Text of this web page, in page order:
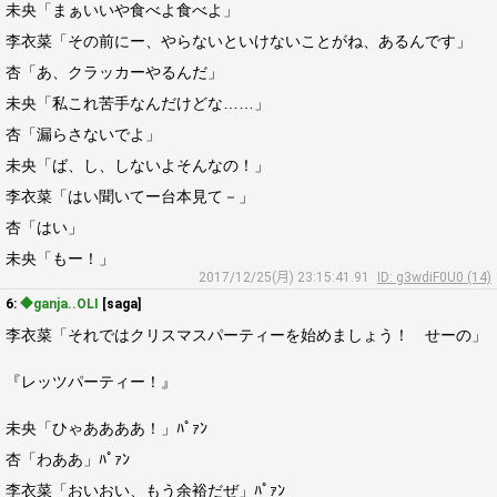
未央「まぁいいや食べよ食べよ」
李衣菜「その前にー、やらないといけないことがね、あるんです」
杏「あ、クラッカーやるんだ」
未央「私これ苦手なんだけどな……」
杏「漏らさないでよ」
未央「ば、し、しないよそんなの！」
李衣菜「はい聞いてー台本見て－」
杏「はい」
未央「もー！」
2017/12/25(月) 23:15:41.91
ID: g3wdiF0U0 (14)
6: ◆ganja..OLI [saga]
李衣菜「それではクリスマスパーティーを始めましょう！ せーの」
『レッツパーティー！』
未央「ひゃああああ！」ﾊﾟｧﾝ
杏「わああ」ﾊﾟｧﾝ
李衣菜「おいおい、もう余裕だぜ」ﾊﾟｧﾝ